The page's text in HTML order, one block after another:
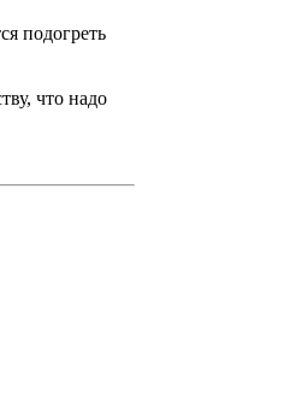
подогреть
что надо